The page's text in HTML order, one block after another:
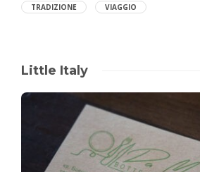
TRADIZIONE
VIAGGIO
Little Italy